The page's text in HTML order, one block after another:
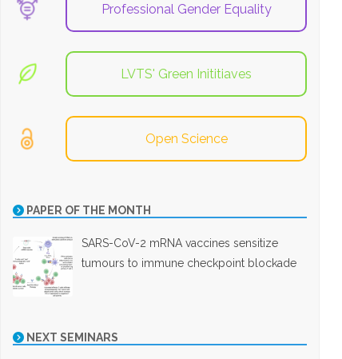
Professional Gender Equality
LVTS' Green Inititiaves
Open Science
PAPER OF THE MONTH
SARS-CoV-2 mRNA vaccines sensitize
tumours to immune checkpoint blockade
NEXT SEMINARS